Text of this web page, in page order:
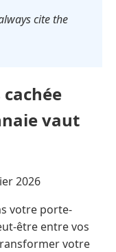
cite the
vaut
2026
votre porte-
être entre vos
votre